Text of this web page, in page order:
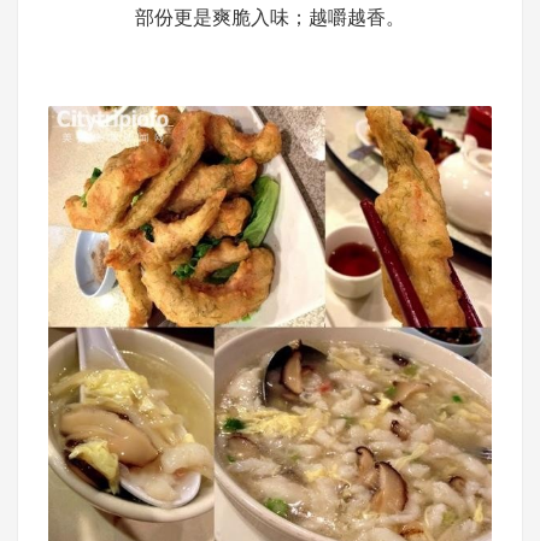
部份更是爽脆入味；越嚼越香。